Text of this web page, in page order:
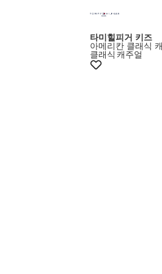
타미힐피거 키즈
아메리칸 클래식
클래식 캐주얼